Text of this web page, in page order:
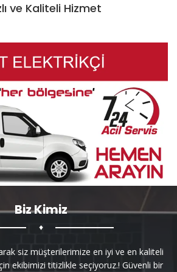
ve Kaliteli Hizmet
Biz Kimiz
♦
siz müşterilerimize en iyi ve en kaliteli
ekibimizi titizlikle seçiyoruz.! Güvenli bir